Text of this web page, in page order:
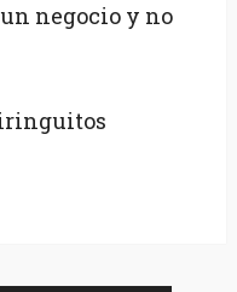
negocio y no